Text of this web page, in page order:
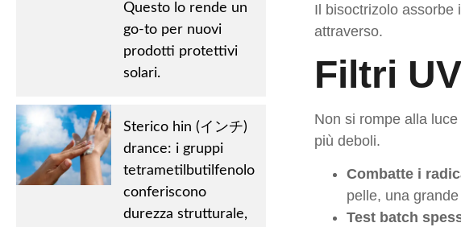
Questo lo rende un
go-to per nuovi
prodotti protettivi
solari.
Sterico hin (インチ)
drance: i gruppi
tetrametilbutilfenolo
conferiscono
durezza strutturale,
Il bisoctrizolo assorbe
attraverso.
Filtri
Non si rompe alla
più deboli.
Combatte i
pelle, una
Test batch